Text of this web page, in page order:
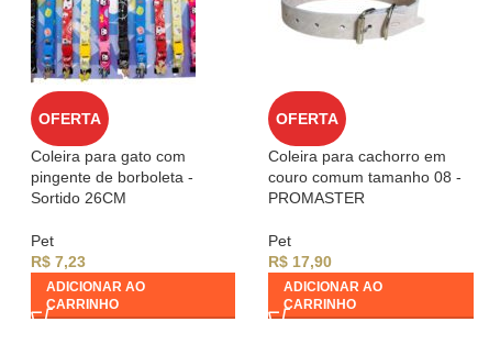
OFERTA
Coleira para gato com
pingente de borboleta -
Sortido 26CM
Pet
R$7,23
ADICIONAR AO
CARRINHO
OFERTA
Coleira para cachorro em
couro comum tamanho 08 -
PROMASTER
Pet
R$ 17,90
ADICIONAR AO
CARRINHO